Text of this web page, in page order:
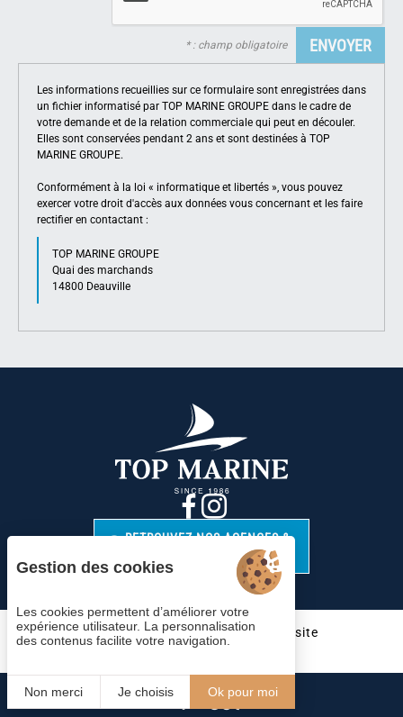
* : champ obligatoire
Les informations recueillies sur ce formulaire sont enregistrées dans
un fichier informatisé par TOP MARINE GROUPE dans le cadre de
votre demande et de la relation commerciale qui peut en découler.
Elles sont conservées pendant 2 ans et sont destinées à TOP
MARINE GROUPE.
Conformément à la loi « informatique et libertés », vous pouvez
exercer votre droit d'accès aux données vous concernant et les faire
rectifier en contactant :
TOP MARINE GROUPE
Quai des marchands
14800 Deauville
RETROUVEZ NOS AGENCES &
CookiesMentions légalesPlan du site
© 2023 Juliana Web créateur
Gestion des cookies
Les cookies permettent d’améliorer votre
expérience utilisateur. La personnalisation
des contenus facilite votre navigation.
Non merci Je choisis Ok pour moi